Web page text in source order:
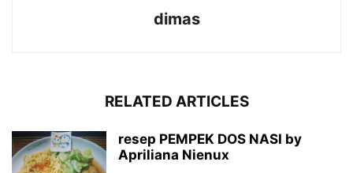
dimas
RELATED ARTICLES
resep PEMPEK DOS NASI by
Apriliana Nienux